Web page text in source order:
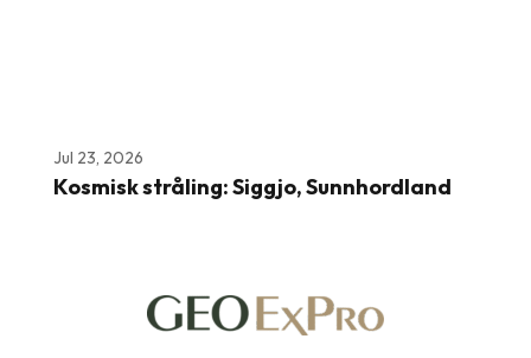
Jul 23, 2026
Kosmisk stråling: Siggjo, Sunnhordland